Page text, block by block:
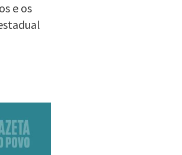
e os